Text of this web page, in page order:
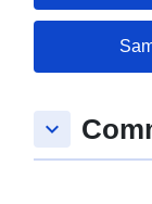
uriRef:
keyboard_arrow_down